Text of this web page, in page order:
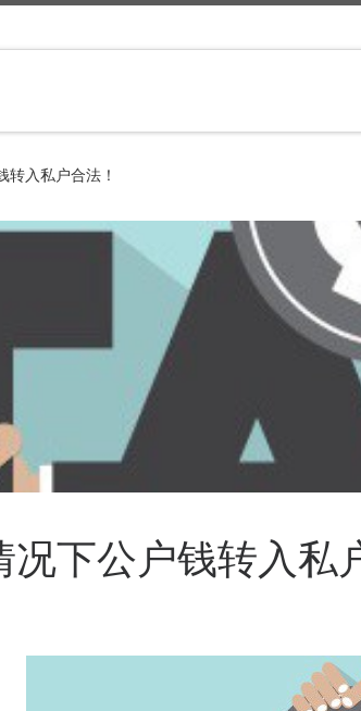
转入私户合法！
下公户钱转入私